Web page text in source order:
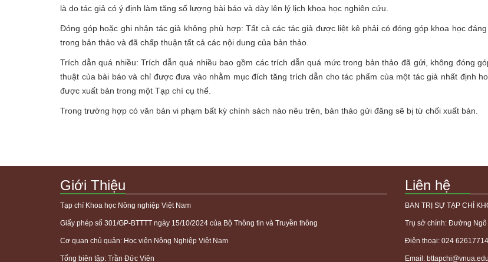
là do tác giả có ý định làm tăng số lượng bài báo và dày lên lý lịch khoa học nghiên cứu.
Đóng góp hoặc ghi nhận tác giả không phù hợp: Tất cả các tác giả được liệt kê phải có đóng góp khoa học
trong bản thảo và đã chấp thuận tất cả các nội dung của bản thảo.
Trích dẫn quá nhiều: Trích dẫn quá nhiều bao gồm các trích dẫn quá mức trong bản thảo đã gửi, không đóng
thuật của bài báo và chỉ được đưa vào nhằm mục đích tăng trích dẫn cho tác phẩm của một tác giả nhất định
được xuất bản trong một Tạp chí cụ thể.
Trong trường hợp có văn bản vi phạm bất kỳ chính sách nào nêu trên, bản thảo gửi đăng sẽ bị từ chối xuất bản.
Giới Thiệu
Tạp chí Khoa học Nông nghiệp Việt Nam
Giấy phép số 301/GP-BTTTT ngày 15/10/2024 của Bộ Thông tin và Truyền thông
Cơ quan chủ quản: Học viện Nông Nghiệp Việt Nam
Tổng biên tập: Trần Đức Viên
Liên hệ
BAN TRỊ SỰ TẠP CHÍ
Trụ sở chính: Đường Ngô
Điện thoại: 024
Email: